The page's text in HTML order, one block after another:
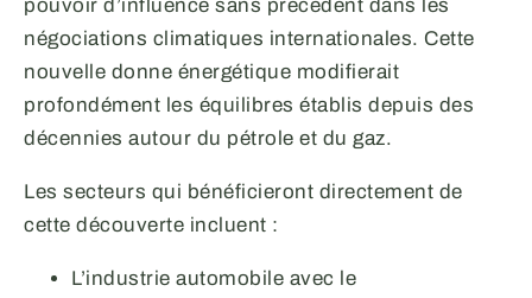
pouvoir d’influence sans précédent dans les
négociations climatiques internationales. Cette
nouvelle donne énergétique modifierait
profondément les équilibres établis depuis des
décennies autour du pétrole et du gaz.
Les secteurs qui bénéficieront directement de
cette découverte incluent :
L’industrie automobile avec le